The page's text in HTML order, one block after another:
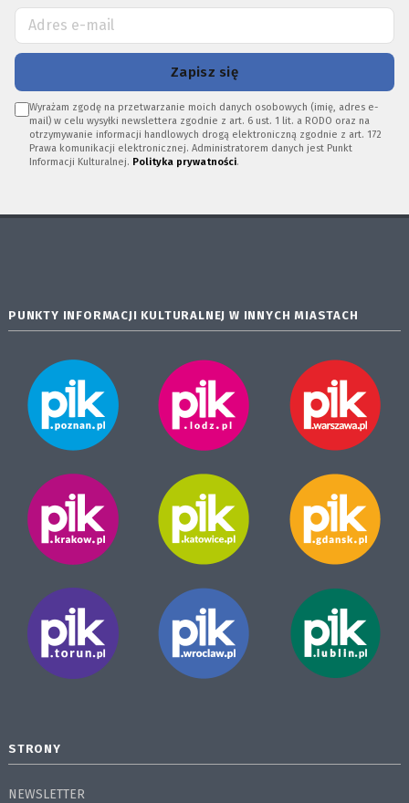
Zapisz się
Wyrażam zgodę na przetwarzanie moich danych osobowych (imię, adres e-
mail) w celu wysyłki newslettera zgodnie z art. 6 ust. 1 lit. a RODO oraz na
otrzymywanie informacji handlowych drogą elektroniczną zgodnie z art. 172
Prawa komunikacji elektronicznej. Administratorem danych jest Punkt
Informacji Kulturalnej. Polityka prywatności.
PUNKTY INFORMACJI KULTURALNEJ W INNYCH MIASTACH
STRONY
NEWSLETTER